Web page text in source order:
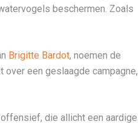
beschermen. Zoals
Brigitte Bardot, noemen de
over een geslaagde campagne,
die allicht een aardige